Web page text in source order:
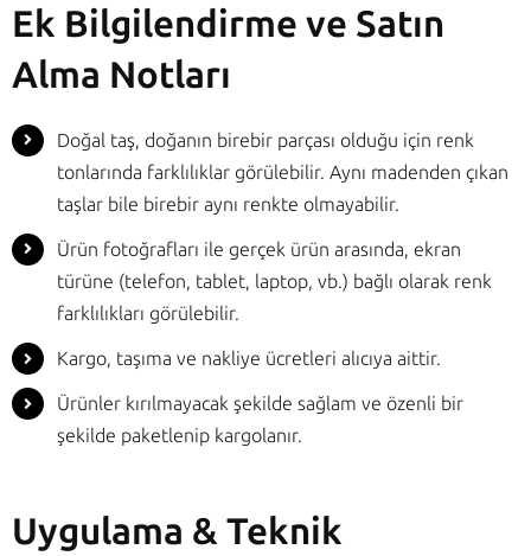
Ek Bilgilendirme ve Satın
Alma Notları
Doğal taş, doğanın birebir parçası olduğu için renk
tonlarında farklılıklar görülebilir. Aynı madenden çıkan
taşlar bile birebir aynı renkte olmayabilir.
Ürün fotoğrafları ile gerçek ürün arasında, ekran
türüne (telefon, tablet, laptop, vb.) bağlı olarak renk
farklılıkları görülebilir.
Kargo, taşıma ve nakliye ücretleri alıcıya aittir.
Ürünler kırılmayacak şekilde sağlam ve özenli bir
şekilde paketlenip kargolanır.
Uygulama & Teknik